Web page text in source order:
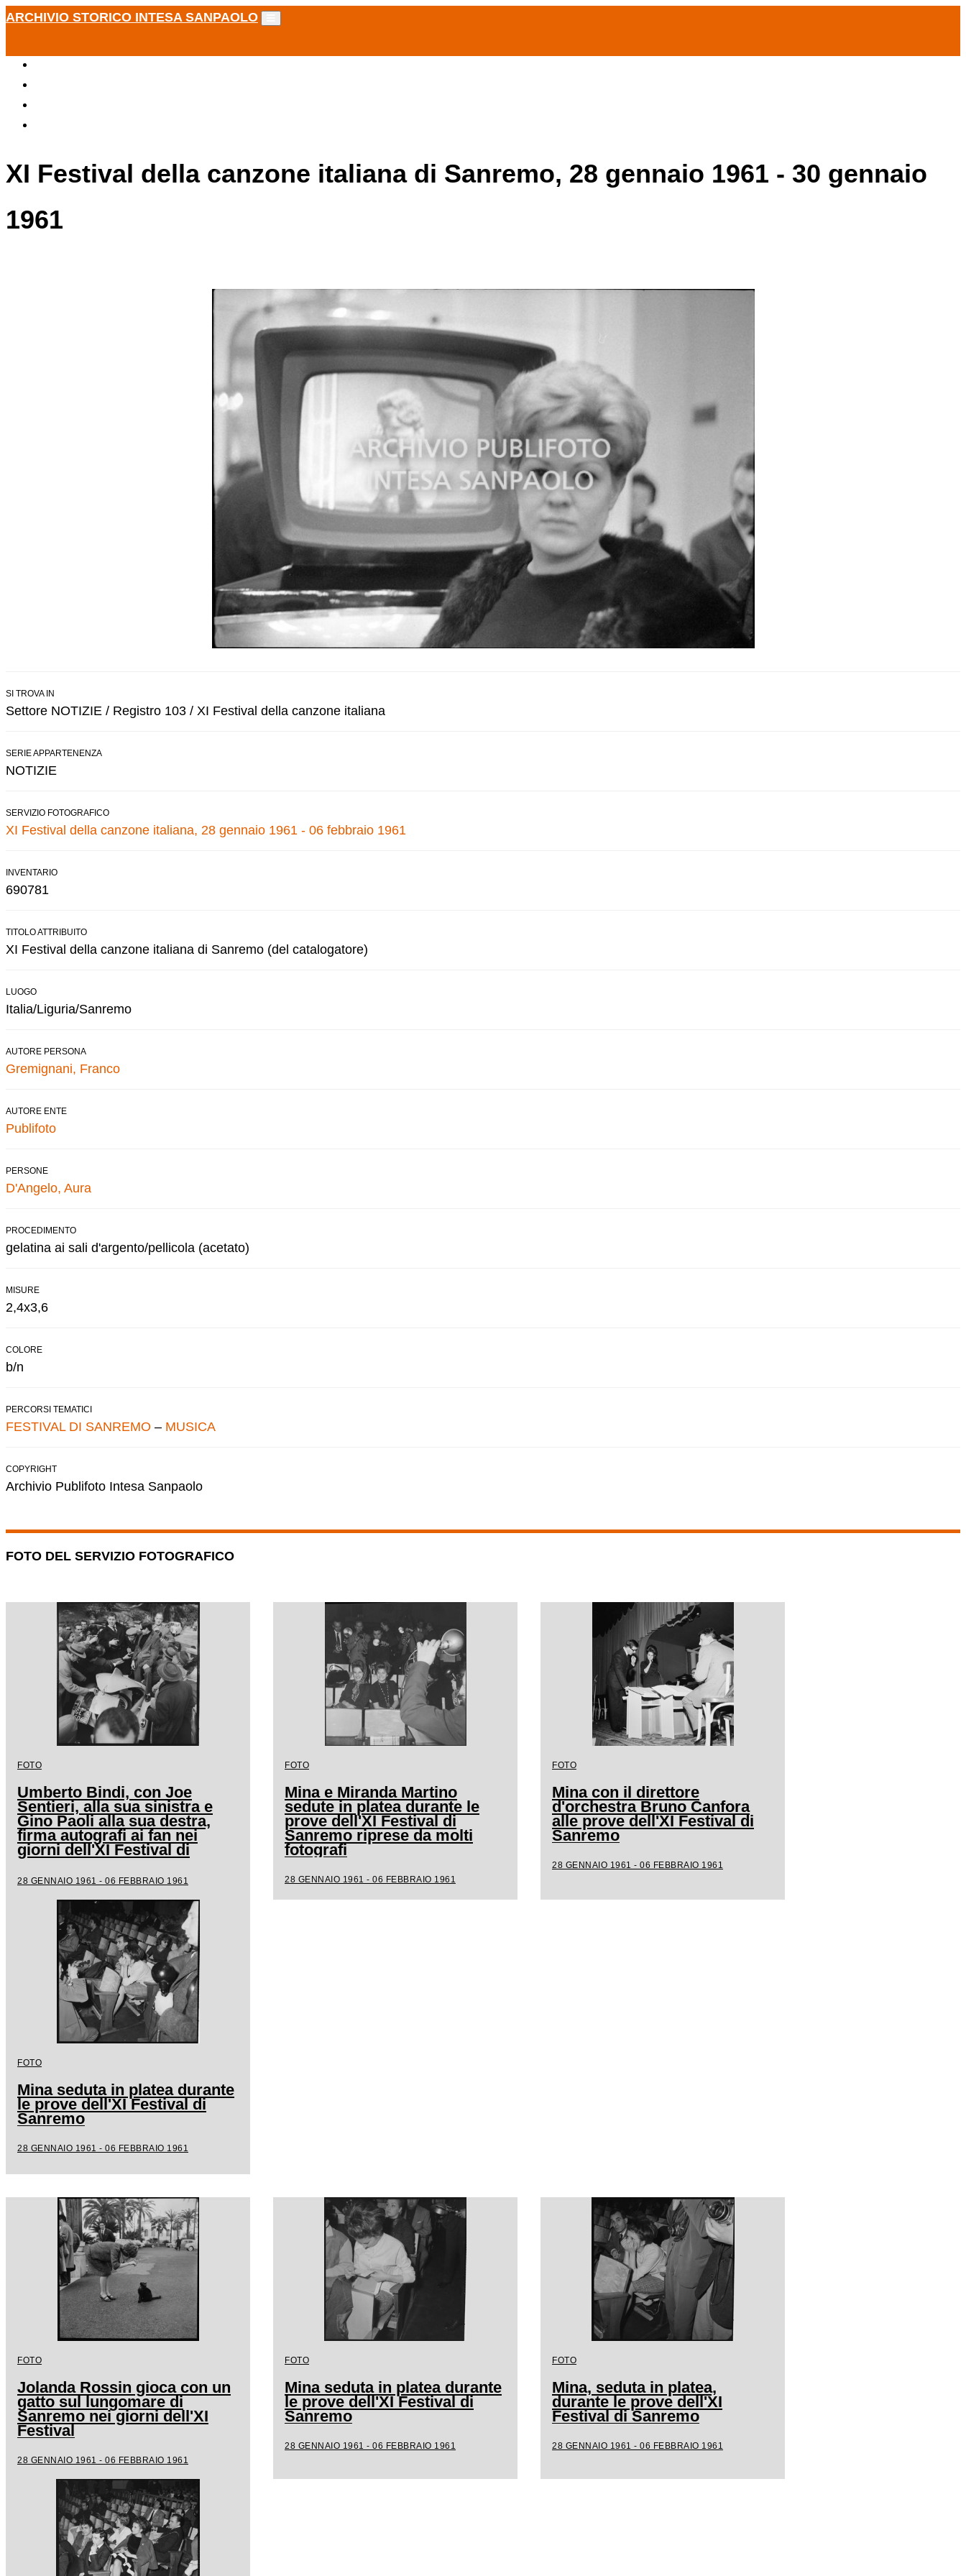
ARCHIVIO STORICO INTESA SANPAOLO
XI Festival della canzone italiana di Sanremo, 28 gennaio 1961 - 30 gennaio
1961
SI TROVA IN
Settore NOTIZIE / Registro 103 / XI Festival della canzone italiana
SERIE APPARTENENZA
NOTIZIE
SERVIZIO FOTOGRAFICO
XI Festival della canzone italiana, 28 gennaio 1961 - 06 febbraio 1961
INVENTARIO
690781
TITOLO ATTRIBUITO
XI Festival della canzone italiana di Sanremo (del catalogatore)
LUOGO
Italia/Liguria/Sanremo
AUTORE PERSONA
Gremignani, Franco
AUTORE ENTE
Publifoto
PERSONE
D'Angelo, Aura
PROCEDIMENTO
gelatina ai sali d'argento/pellicola (acetato)
MISURE
2,4x3,6
COLORE
b/n
PERCORSI TEMATICI
FESTIVAL DI SANREMO – MUSICA
COPYRIGHT
Archivio Publifoto Intesa Sanpaolo
FOTO DEL SERVIZIO FOTOGRAFICO
FOTO
Umberto Bindi, con Joe
Sentieri, alla sua sinistra e
Gino Paoli alla sua destra,
firma autografi ai fan nei
giorni dell'XI Festival di
Sanremo
28 GENNAIO 1961 - 06 FEBBRAIO 1961
FOTO
Mina e Miranda Martino
sedute in platea durante le
prove dell'XI Festival di
Sanremo riprese da molti
fotografi
28 GENNAIO 1961 - 06 FEBBRAIO 1961
FOTO
Mina con il direttore
d'orchestra Bruno Canfora
alle prove dell'XI Festival di
Sanremo
28 GENNAIO 1961 - 06 FEBBRAIO 1961
FOTO
Mina seduta in platea durante
le prove dell'XI Festival di
Sanremo
28 GENNAIO 1961 - 06 FEBBRAIO 1961
FOTO
Jolanda Rossin gioca con un
gatto sul lungomare di
Sanremo nei giorni dell'XI
Festival
28 GENNAIO 1961 - 06 FEBBRAIO 1961
FOTO
Mina seduta in platea durante
le prove dell'XI Festival di
Sanremo
28 GENNAIO 1961 - 06 FEBBRAIO 1961
FOTO
Mina, seduta in platea,
durante le prove dell'XI
Festival di Sanremo
28 GENNAIO 1961 - 06 FEBBRAIO 1961